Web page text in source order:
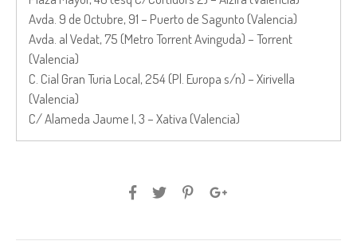
Avda. 9 de Octubre, 91 – Puerto de Sagunto (Valencia)
Avda. al Vedat, 75 (Metro Torrent Avinguda) – Torrent
(Valencia)
C. Cial Gran Turia Local, 254 (Pl. Europa s/n) – Xirivella
(Valencia)
C/ Alameda Jaume I, 3 – Xativa (Valencia)